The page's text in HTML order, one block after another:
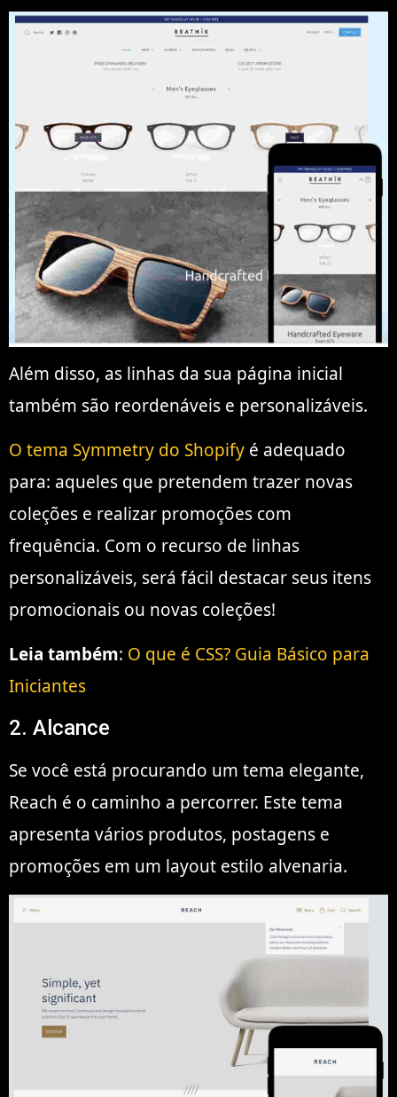
Além disso, as linhas da sua página inicial
também são reordenáveis ​​e personalizáveis.
O tema Symmetry do Shopify é adequado
para: aqueles que pretendem trazer novas
coleções e realizar promoções com
frequência. Com o recurso de linhas
personalizáveis, será fácil destacar seus itens
promocionais ou novas coleções!
Leia também: O que é CSS? Guia Básico para
Iniciantes
2. Alcance
Se você está procurando um tema elegante,
Reach é o caminho a percorrer. Este tema
apresenta vários produtos, postagens e
promoções em um layout estilo alvenaria.